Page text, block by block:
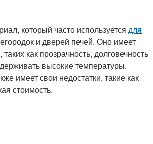
который часто используется для
и дверей печей. Оно имеет
как прозрачность, долговечность
высокие температуры.
имеет свои недостатки, такие как
стоимость.